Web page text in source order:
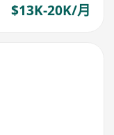
$13K-20K/月